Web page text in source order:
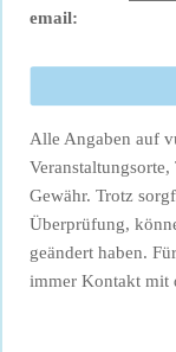
email:
Alle Angaben auf
Gewähr. Trotz
Überprüfung,
geändert haben.
immer Kontakt mit